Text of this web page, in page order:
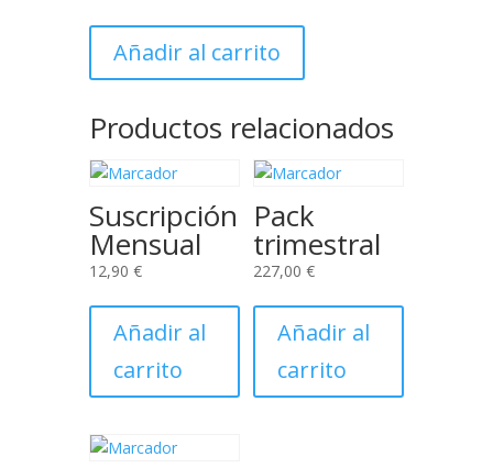
Añadir al carrito
Productos relacionados
Suscripción
Mensual
12,90 €
Añadir al
carrito
Pack
trimestral
227,00 €
Añadir al
carrito